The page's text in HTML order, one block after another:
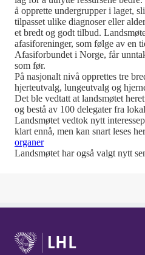
å opprette undergrupper i laget,
tilpasset ulike diagnoser eller
et bredt og godt tilbud.
afasiforeninger, som følge av en
Afasiforbundet i Norge, får
som før.
På nasjonalt nivå opprettes tre
hjerteutvalg, lungeutvalg og
Det ble vedtatt at landsmøtet
og bestå av 100 delegater fra
Landsmøtet vedtok nytt
klart ennå, men kan snart leses
organer
Landsmøtet har også valgt nytt